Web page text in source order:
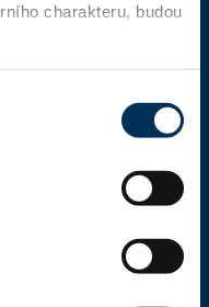
charakteru, budou